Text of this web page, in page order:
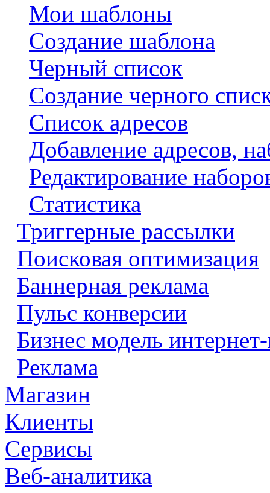
Мои шаблоны
Создание шаблона
Черный список
Создание черного
Список адресов
Добавление адресов,
Редактирование
Статистика
Триггерные рассылки
Поисковая оптимизация
Баннерная реклама
Пульс конверсии
Бизнес модель
Реклама
Магазин
Клиенты
Сервисы
Веб-аналитика